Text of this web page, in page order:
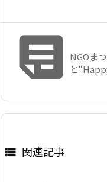
NGOま
と
 関連記事